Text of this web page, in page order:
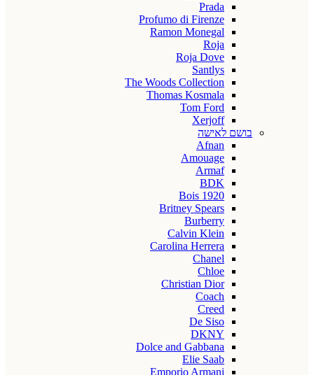
Prada
Profumo di Firenze
Ramon Monegal
Roja
Roja Dove
Santlys
The Woods Collection
Thomas Kosmala
Tom Ford
Xerjoff
בושם לאישה
Afnan
Amouage
Armaf
BDK
Bois 1920
Britney Spears
Burberry
Calvin Klein
Carolina Herrera
Chanel
Chloe
Christian Dior
Coach
Creed
De Siso
DKNY
Dolce and Gabbana
Elie Saab
Emporio Armani